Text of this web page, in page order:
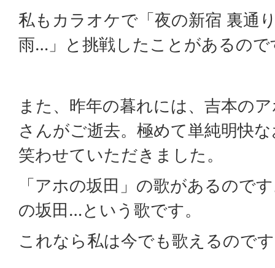
私もカラオケで「夜の新宿 裏通
雨…」と挑戦したことがあるの
また、昨年の暮れには、吉本の
さんがご逝去。極めて単純明快
笑わせていただきました。
「アホの坂田」の歌があるので
の坂田…という歌です。
これなら私は今でも歌えるので